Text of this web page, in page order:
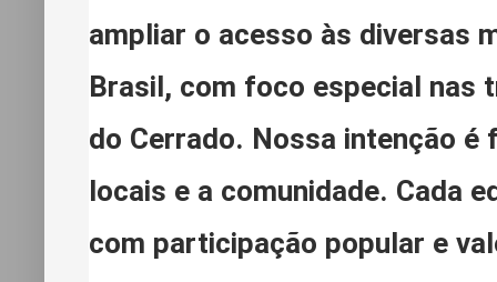
ampliar o acesso às diversas
Brasil, com foco especial nas
do Cerrado. Nossa intenção
locais e a comunidade. Cada
com participação popular e